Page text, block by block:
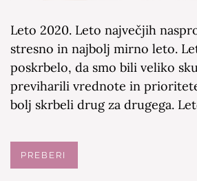
Leto 2020. Leto največjih
stresno in najbolj mirno leto.
poskrbelo, da smo bili veliko
previharili vrednote in
bolj skrbeli drug za drugega.
PREBERI